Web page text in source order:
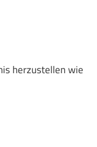
herzustellen wie